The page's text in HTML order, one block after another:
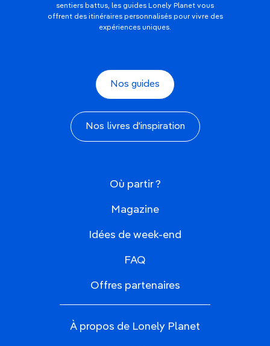
sentiers battus, les guides Lonely Planet vous
offrent des itinéraires personnalisés pour vivre des
expériences uniques.
Nos guides
Nos livres d'inspiration
Où partir ?
Magazine
Idées de week-end
FAQ
Offres partenaires
À propos de Lonely Planet